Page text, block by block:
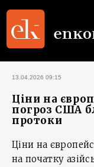
13.04.2026 09:15
Ціни на
погроз США
протоки
Ціни на
на початку